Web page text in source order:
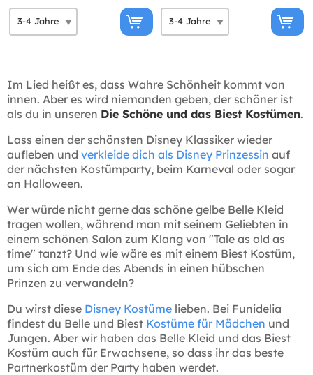
Im Lied heißt es, dass Wahre Schönheit kommt von
innen. Aber es wird niemanden geben, der schöner ist
als du in unseren Die Schöne und das Biest Kostümen.
Lass einen der schönsten Disney Klassiker wieder
aufleben und verkleide dich als Disney Prinzessin auf
der nächsten Kostümparty, beim Karneval oder sogar
an Halloween.
Wer würde nicht gerne das schöne gelbe Belle Kleid
tragen wollen, während man mit seinem Geliebten in
einem schönen Salon zum Klang von "Tale as old as
time" tanzt? Und wie wäre es mit einem Biest Kostüm,
um sich am Ende des Abends in einen hübschen
Prinzen zu verwandeln?
Du wirst diese Disney Kostüme lieben. Bei Funidelia
findest du Belle und Biest Kostüme für Mädchen und
Jungen. Aber wir haben das Belle Kleid und das Biest
Kostüm auch für Erwachsene, so dass ihr das beste
Partnerkostüm der Party haben werdet.